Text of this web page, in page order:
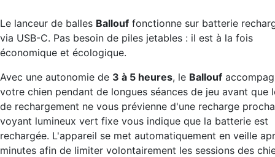
Le lanceur de balles Ballouf fonctionne sur batterie
via USB-C. Pas besoin de piles jetables : il est à la fois
économique et écologique.
Avec une autonomie de 3 à 5 heures, le Ballouf
votre chien pendant de longues séances de jeu avant que
de rechargement ne vous prévienne d'une recharge
voyant lumineux vert fixe vous indique que la batterie est
rechargée. L'appareil se met automatiquement en veille
minutes afin de limiter volontairement les sessions des